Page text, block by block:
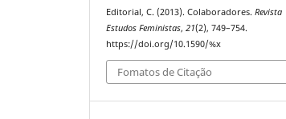
Editorial, C. (2013). Colaboradores.Revista
Estudos Feministas,21(2), 749–754.
https://doi.org/10.1590/%x
Fomatos de Citação